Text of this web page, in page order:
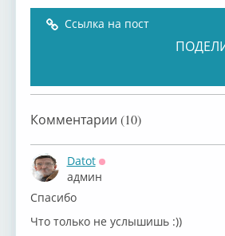
Ссылка на пост
Комментарии (10)
Datot
Оффлайн
админ
Спасибо
Что только не услышишь :))